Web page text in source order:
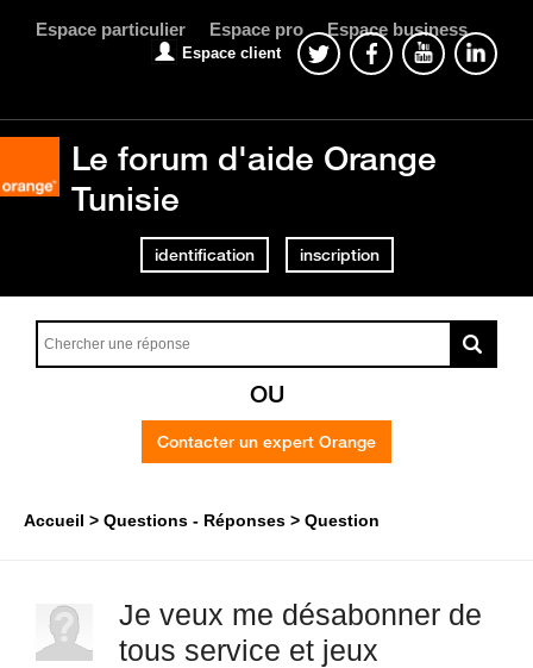
Espace particulier Espace pro Espace business
Espace client
Le forum d'aide Orange
Tunisie
identification inscription
OU
Contacter un expert Orange
Accueil Questions - Réponses Question
Je veux me désabonner de
tous service et jeux